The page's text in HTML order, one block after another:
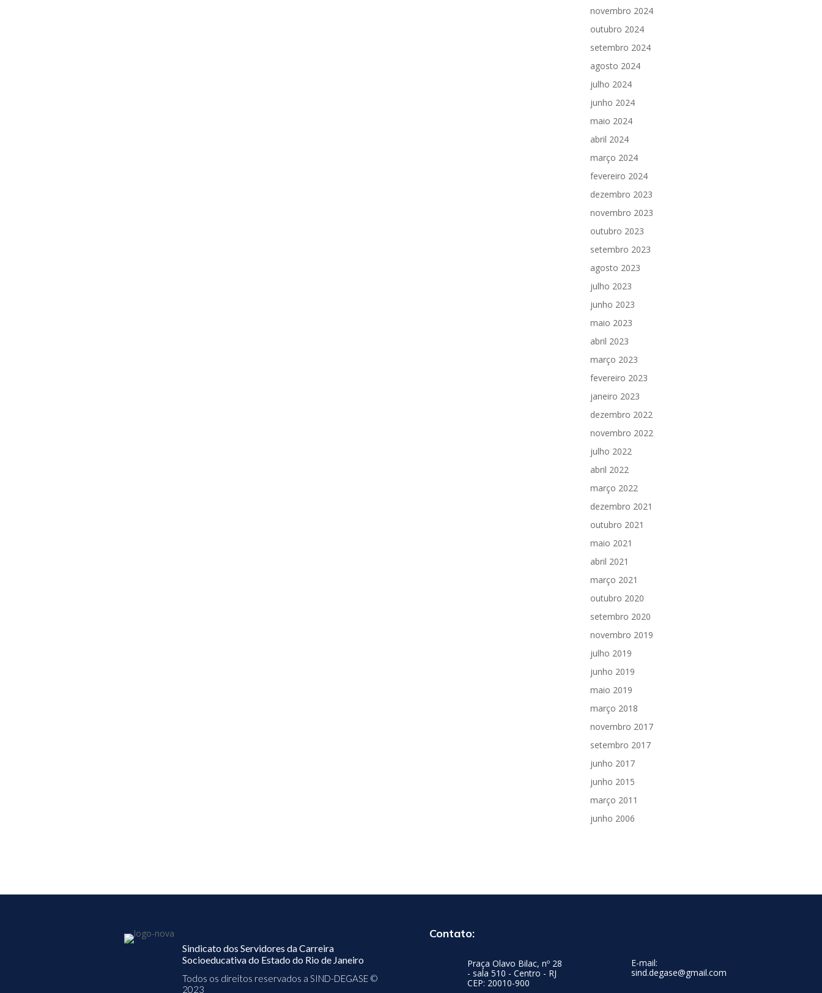
novembro 2024
outubro 2024
setembro 2024
agosto 2024
julho 2024
junho 2024
maio 2024
abril 2024
março 2024
fevereiro 2024
dezembro 2023
novembro 2023
outubro 2023
setembro 2023
agosto 2023
julho 2023
junho 2023
maio 2023
abril 2023
março 2023
fevereiro 2023
janeiro 2023
dezembro 2022
novembro 2022
julho 2022
abril 2022
março 2022
dezembro 2021
outubro 2021
maio 2021
abril 2021
março 2021
outubro 2020
setembro 2020
novembro 2019
julho 2019
junho 2019
maio 2019
março 2018
novembro 2017
setembro 2017
junho 2017
junho 2015
março 2011
junho 2006
Sindicato dos Servidores da Carreira
Socioeducativa do Estado do Rio de Janeiro
Todos os direitos reservados a SIND-DEGASE ©
2023
Contato:
Praça Olavo Bilac, nº 28
- sala 510 - Centro - RJ
CEP: 20010-900
E-mail:
sind.degase@gmail.com